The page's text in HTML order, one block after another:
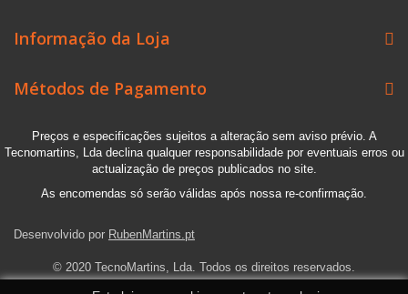
Informação da Loja
Métodos de Pagamento
Preços e especificações sujeitos a alteração sem aviso prévio. A
Tecnomartins, Lda declina qualquer responsabilidade por eventuais erros ou
actualização de preços publicados no site.
As encomendas só serão válidas após nossa re-confirmação.
Desenvolvido por RubenMartins.pt
© 2020 TecnoMartins, Lda. Todos os direitos reservados.